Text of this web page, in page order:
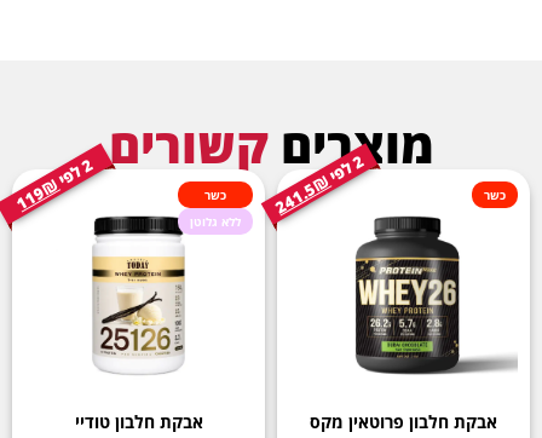
מוצרים קשורים 2
ל
פ
י
241.5₪ כשר
אבקת חלבון פרוטאין מקס
2
ל
פ
י
119₪
כשר
ללא גלוטן
אבקת חלבון טודיי